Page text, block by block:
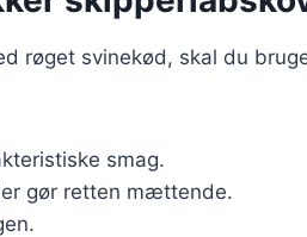
røget svinekød, skal du
smag.
gør retten mættende.